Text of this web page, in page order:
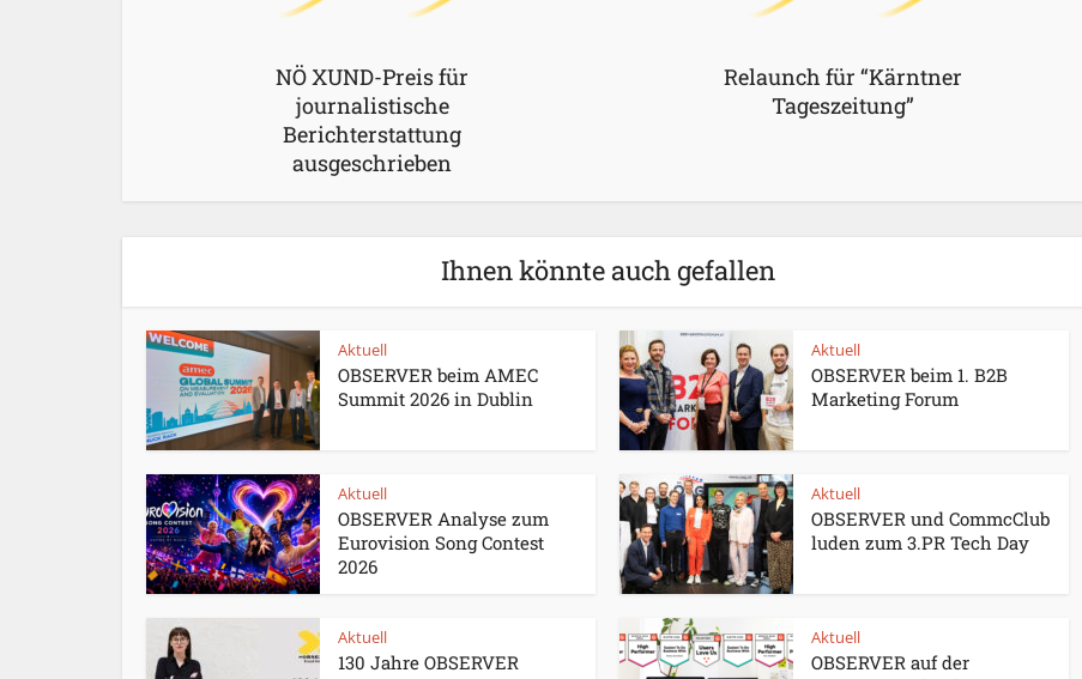
NÖ XUND-Preis für
journalistische
Berichterstattung
ausgeschrieben
Relaunch für “Kärntner
Tageszeitung”
Ihnen könnte auch gefallen
Aktuell
OBSERVER beim AMEC
Summit 2026 in Dublin
Aktuell
OBSERVER beim 1. B2B
Marketing Forum
Aktuell
OBSERVER Analyse zum
Eurovision Song Contest
2026
Aktuell
OBSERVER und CommcClub
luden zum 3.PR Tech Day
Aktuell
130 Jahre OBSERVER
Aktuell
OBSERVER auf der